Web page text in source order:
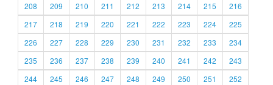
208
209 210 211 212 213 214 215
216
217
218 219 220 221 222 223 224
225
226
227 228 229 230 231 232 233
234
235
236 237 238 239 240 241 242
243
244
245 246 247 248 249 250 251 252